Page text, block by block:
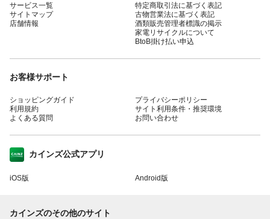
サービス一覧
サイトマップ
店舗情報
特定商取引法に基づく表記
古物営業法に基づく表記
酒類販売管理者標識の掲示
家電リサイクルについて
BtoB掛け払い申込
お客様サポート
ショッピングガイド
利用規約
よくある質問
プライバシーポリシー
サイト利用条件・推奨環境
お問い合わせ
カインズ公式アプリ
iOS版 Android版
カインズのその他のサイト